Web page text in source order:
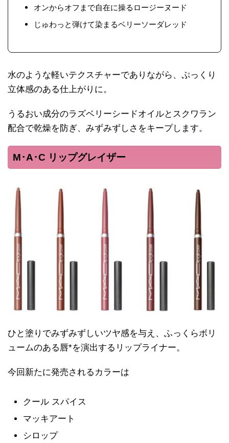
オンからオフまで自在に操るロージーヌード
じゅわっと弾けて染まるベリーソーダレッド
水のような軽いテクスチャーでありながら、ぷっくり
立体感のある仕上がりに。
うるおい成分のラズベリーシードオイルとスクワラン
配合で乾燥を防ぎ、みずみずしさをキープします。
M･A･C リップグレイザー
ひと塗りでみずみずしいツヤ感を与え、ふっくらボリ
ュームのある唇*を演出するリップライナー。
今回新たに発売されるカラーは
クール スパイス
マッキアート
シロップ